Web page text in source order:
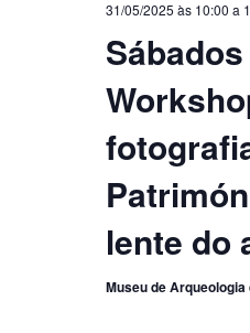
lente do
31/05/2025 às 10:00 a
Museu de